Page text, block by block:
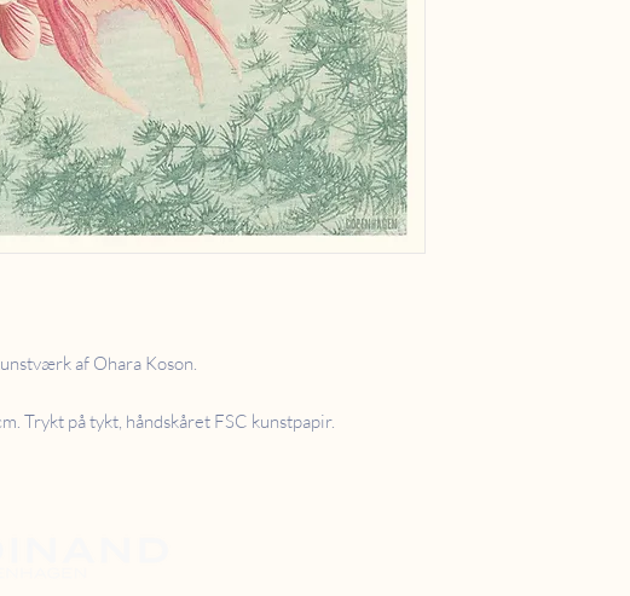
af Ohara Koson.
Trykt på tykt, håndskåret FSC kunstpapir.